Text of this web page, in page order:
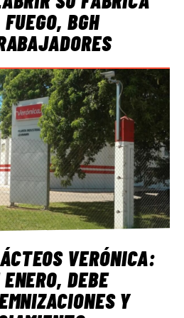
BGH
VERÓNICA:
DEBE
Y